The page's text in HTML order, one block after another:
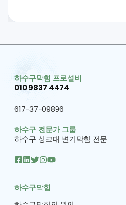
하수구막힘 프로설비
010 9837 4474
617-37-09896
하수구 전문가 그룹
하수구 싱크대 변기막힘 전문
하수구막힘